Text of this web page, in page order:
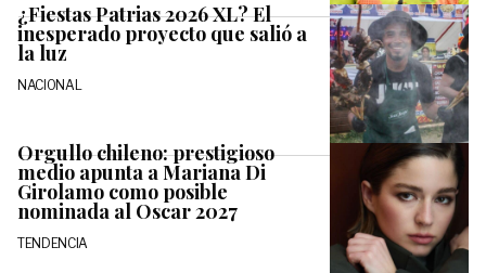
¿Fiestas Patrias 2026 XL? El
inesperado proyecto que salió a
la luz
NACIONAL
Orgullo chileno: prestigioso
medio apunta a Mariana Di
Girolamo como posible
nominada al Oscar 2027
TENDENCIA